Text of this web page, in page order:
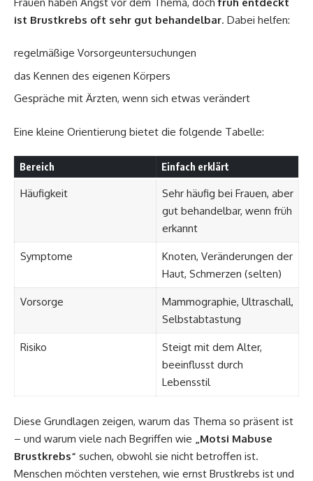
ist Brustkrebs oft sehr gut behandelbar. Dabei helfen:
regelmäßige Vorsorgeuntersuchungen
das Kennen des eigenen Körpers
Gespräche mit Ärzten, wenn sich etwas verändert
Eine kleine Orientierung bietet die folgende Tabelle:
Bereich Einfach erklärt
Häufigkeit
Sehr häufig bei Frauen, aber
gut behandelbar, wenn früh
erkannt
Symptome
Knoten, Veränderungen der
Haut, Schmerzen (selten)
Vorsorge
Mammographie, Ultraschall,
Selbstabtastung
Risiko
Steigt mit dem Alter,
beeinflusst durch
Lebensstil
Diese Grundlagen zeigen, warum das Thema so präsent ist
– und warum viele nach Begriffen wie
„Motsi Mabuse
Brustkrebs“ suchen, obwohl sie nicht betroffen ist.
Menschen möchten verstehen, wie ernst Brustkrebs ist und